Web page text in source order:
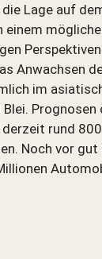
die Lage auf
Anwachsen
im
rund
Noch vor